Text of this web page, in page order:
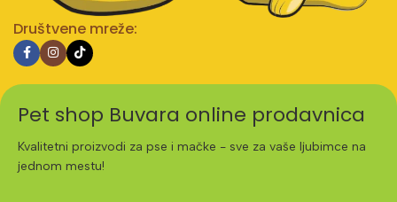
Društvene mreže:
Pet shop Buvara online prodavnica
Kvalitetni proizvodi za pse i mačke - sve za vaše ljubimce na
jednom mestu!